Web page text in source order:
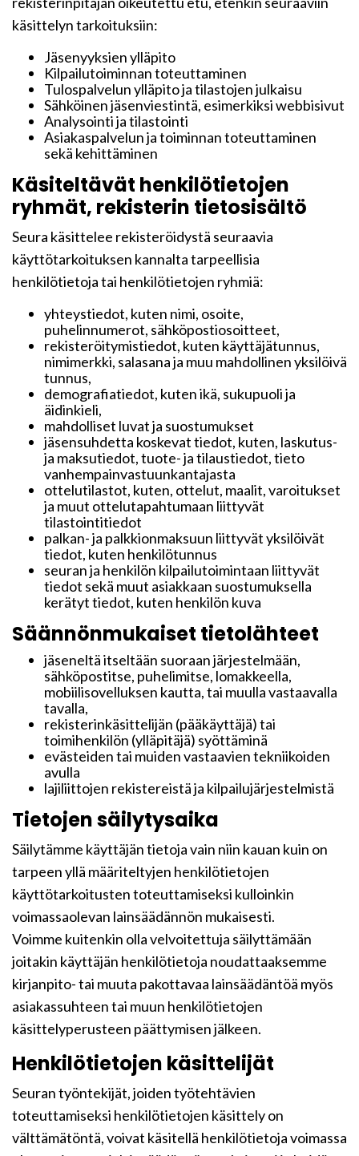
käsittelyn tarkoituksiin:
Jäsenyyksien ylläpito
Kilpailutoiminnan toteuttaminen
Tulospalvelun ylläpito ja tilastojen julkaisu
Sähköinen jäsenviestintä, esimerkiksi webbisivut
Analysointi ja tilastointi
Asiakaspalvelun ja toiminnan toteuttaminen
sekä kehittäminen
Käsiteltävät henkilötietojen
ryhmät, rekisterin tietosisältö
Seura käsittelee rekisteröidystä seuraavia
käyttötarkoituksen kannalta tarpeellisia
henkilötietoja tai henkilötietojen ryhmiä:
yhteystiedot, kuten nimi, osoite,
puhelinnumerot, sähköpostiosoitteet,
rekisteröitymistiedot, kuten käyttäjätunnus,
nimimerkki, salasana ja muu mahdollinen yksilöivä
tunnus,
demografiatiedot, kuten ikä, sukupuoli ja
äidinkieli,
mahdolliset luvat ja suostumukset
jäsensuhdetta koskevat tiedot, kuten, laskutus-
ja maksutiedot, tuote- ja tilaustiedot, tieto
vanhempainvastuunkantajasta
ottelutilastot, kuten, ottelut, maalit, varoitukset
ja muut ottelutapahtumaan liittyvät
tilastointitiedot
palkan- ja palkkionmaksuun liittyvät yksilöivät
tiedot, kuten henkilötunnus
seuran ja henkilön kilpailutoimintaan liittyvät
tiedot sekä muut asiakkaan suostumuksella
kerätyt tiedot, kuten henkilön kuva
Säännönmukaiset tietolähteet
jäseneltä itseltään suoraan järjestelmään,
sähköpostitse, puhelimitse, lomakkeella,
mobiilisovelluksen kautta, tai muulla vastaavalla
tavalla,
rekisterinkäsittelijän (pääkäyttäjä) tai
toimihenkilön (ylläpitäjä) syöttäminä
evästeiden tai muiden vastaavien tekniikoiden
avulla
lajiliittojen rekistereistä ja kilpailujärjestelmistä
Tietojen säilytysaika
Säilytämme käyttäjän tietoja vain niin kauan kuin on
tarpeen yllä määriteltyjen henkilötietojen
käyttötarkoitusten toteuttamiseksi kulloinkin
voimassaolevan lainsäädännön mukaisesti.
Voimme kuitenkin olla velvoitettuja säilyttämään
joitakin käyttäjän henkilötietoja noudattaaksemme
kirjanpito- tai muuta pakottavaa lainsäädäntöä myös
asiakassuhteen tai muun henkilötietojen
käsittelyperusteen päättymisen jälkeen.
Henkilötietojen käsittelijät
Seuran työntekijät, joiden työtehtävien
toteuttamiseksi henkilötietojen käsittely on
välttämätöntä, voivat käsitellä henkilötietoja voimassa